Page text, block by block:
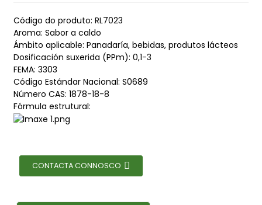
Código do produto: RL7023
Aroma: Sabor a caldo
Ámbito aplicable: Panadaría, bebidas, produtos lácteos
Dosificación suxerida (PPm): 0,1-3
FEMA: 3303
Código Estándar Nacional: S0689
Número CAS: 1878-18-8
Fórmula estrutural:
CONTACTA CONNOSCO